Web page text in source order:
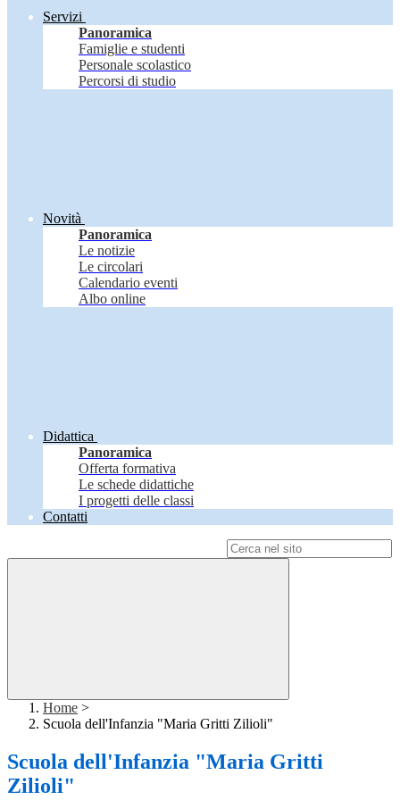
Servizi
Panoramica
Famiglie e studenti
Personale scolastico
Percorsi di studio
Novità
Panoramica
Le notizie
Le circolari
Calendario eventi
Albo online
Didattica
Panoramica
Offerta formativa
Le schede didattiche
I progetti delle classi
Contatti
Home >
Scuola dell'Infanzia "Maria Gritti Zilioli"
Scuola dell'Infanzia "Maria Gritti
Zilioli"